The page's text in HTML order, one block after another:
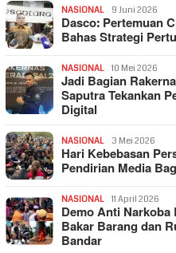
NASIONAL 9 Juni 2026
Dasco: Pertemuan
Bahas Strategi
NASIONAL 10 Mei 2026
Jadi Bagian
Saputra Tekankan
Digital
NASIONAL 3 Mei 2026
Hari Kebebasan
Pendirian Media
NASIONAL 11 April 2026
Demo Anti
Bakar Barang dan
Bandar